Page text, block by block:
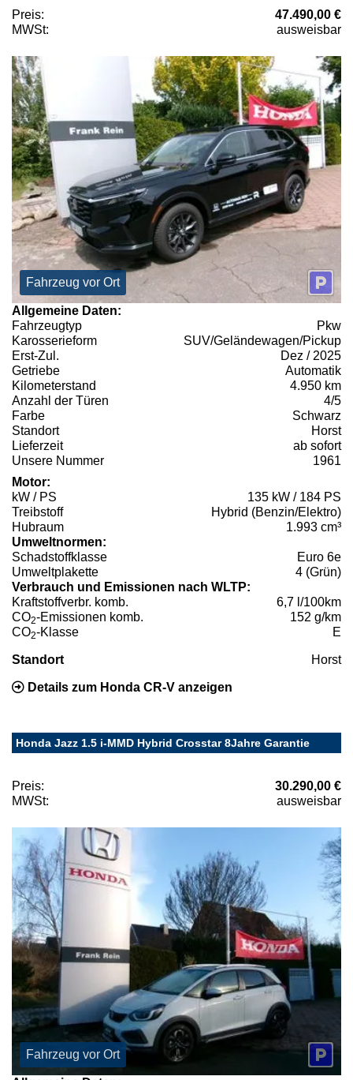
Preis:
47.490,00 €
MWSt:
ausweisbar
Fahrzeug vor Ort
Allgemeine Daten:
Fahrzeugtyp
Pkw
Karosserieform
SUV/Geländewagen/Pickup
Erst-Zul.
Dez / 2025
Getriebe
Automatik
Kilometerstand
4.950 km
Anzahl der Türen
4/5
Farbe
Schwarz
Standort
Horst
Lieferzeit
ab sofort
Unsere Nummer
1961
Motor:
kW / PS
135 kW / 184 PS
Treibstoff
Hybrid (Benzin/Elektro)
Hubraum
1.993 cm³
Umweltnormen:
Schadstoffklasse
Euro 6e
Umweltplakette
4 (Grün)
Verbrauch und Emissionen nach WLTP:
Kraftstoffverbr. komb.
6,7 l/100km
CO2-Emissionen komb.
152 g/km
CO2-Klasse E
Standort Horst
Details zum Honda CR-V anzeigen
Honda Jazz 1.5 i-MMD Hybrid Crosstar 8Jahre Garantie
Preis:
30.290,00 €
MWSt:
ausweisbar
Fahrzeug vor Ort